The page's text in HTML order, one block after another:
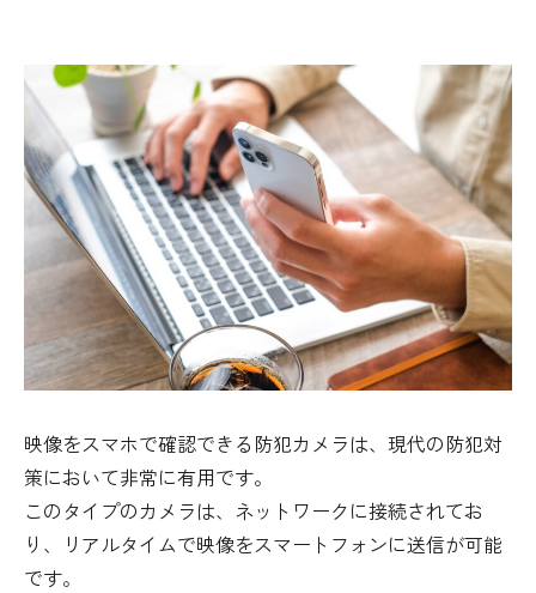
映像をスマホで確認できる防犯カメラは、現代の防犯対
策において非常に有用です。
このタイプのカメラは、ネットワークに接続されてお
り、リアルタイムで映像をスマートフォンに送信が可能
です。